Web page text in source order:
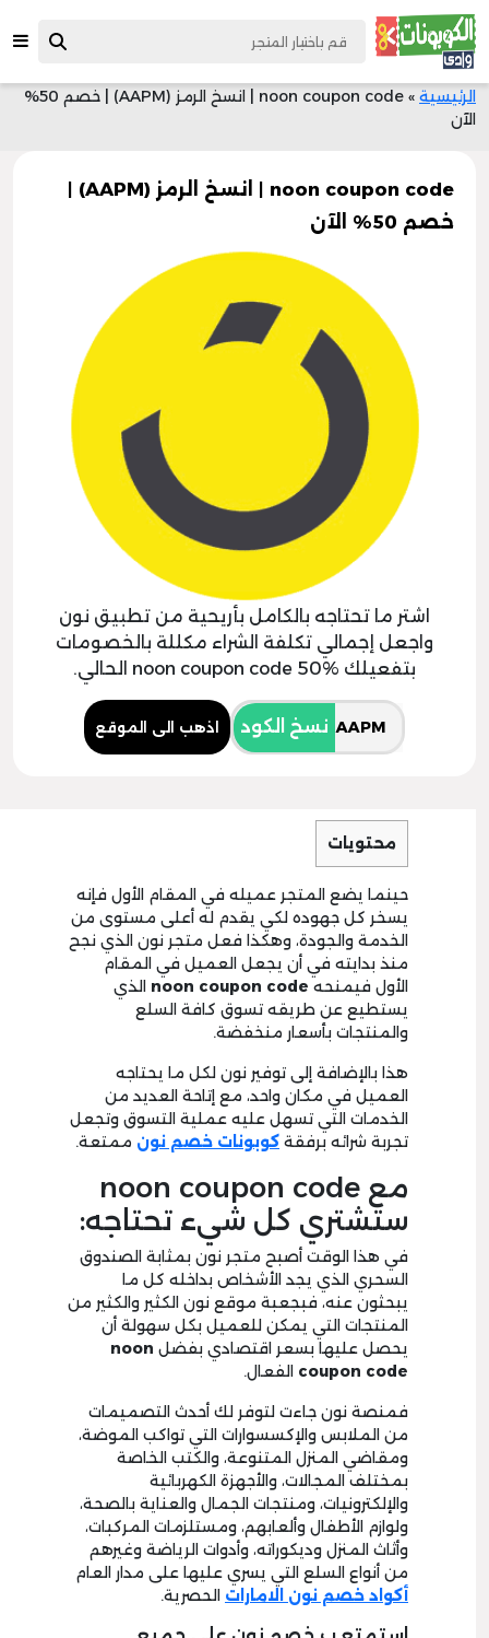
الرئيسية »
noon coupon code | انسخ الرمز (AAPM) | خصم 50%
الآن
noon coupon code | انسخ الرمز (AAPM) |
خصم 50% الآن
اشتر ما تحتاجه بالكامل بأريحية من تطبيق نون
واجعل إجمالي تكلفة الشراء مكللة بالخصومات
بتفعيلك noon coupon code 50% الحالي.
نسخ الكود اذهب الى الموقع
محتويات
حينما يضع المتجر عميله في المقام الأول فإنه
يسخر كل جهوده لكي يقدم له أعلى مستوى من
الخدمة والجودة، وهكذا فعل متجر نون الذي نجح
منذ بدايته في أن يجعل العميل في المقام
الأول فيمنحه noon coupon code الذي
يستطيع عن طريقه تسوق كافة السلع
والمنتجات بأسعار منخفضة.
هذا بالإضافة إلى توفير نون لكل ما يحتاجه
العميل في مكان واحد، مع إتاحة العديد من
الخدمات التي تسهل عليه عملية التسوق وتجعل
تجربة شرائه برفقة كوبونات خصم نون ممتعة.
مع noon coupon code
ستشتري كل شيء تحتاجه:
في هذا الوقت أصبح متجر نون بمثابة الصندوق
السحري الذي يجد الأشخاص بداخله كل ما
يبحثون عنه، فبجعبة موقع نون الكثير والكثير من
المنتجات التي يمكن للعميل بكل سهولة أن
يحصل عليها بسعر اقتصادي بفضل noon
coupon code الفعال.
فمنصة نون جاءت لتوفر لك أحدث التصميمات
من الملابس والإكسسوارات التي تواكب الموضة،
ومقاضي المنزل المتنوعة، والكتب الخاصة
بمختلف المجالات، والأجهزة الكهربائية
والإلكترونيات، ومنتجات الجمال والعناية بالصحة،
ولوازم الأطفال وألعابهم، ومستلزمات المركبات،
وأثاث المنزل وديكوراته، وأدوات الرياضة وغيرهم
من أنواع السلع التي يسري عليها على مدار العام
أكواد خصم نون الامارات الحصرية.